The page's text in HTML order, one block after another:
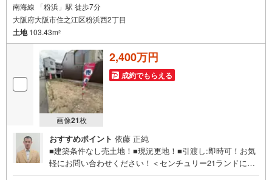
南海線 「粉浜」駅 徒歩7分
大阪府大阪市住之江区粉浜西2丁目
土地103.43m2
画像21枚
2,400万円
成約でもらえる
おすすめポイント 依藤 正純
■建築条件なし売土地！■現況更地！■引渡し:即時可！お気
軽にお問い合わせください！＜センチュリー21ランドにつ